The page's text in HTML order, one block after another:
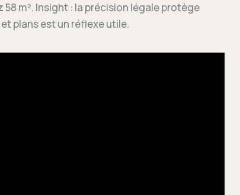
58 m². Insight : la précision légale protège
plans est un réflexe utile.